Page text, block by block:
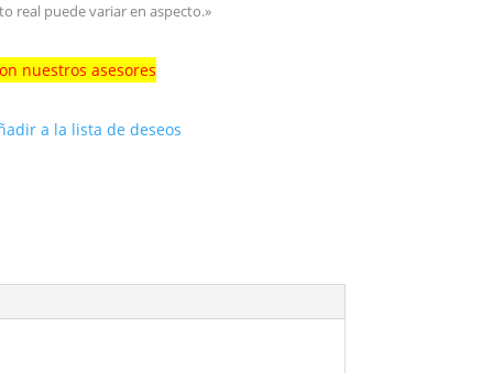
real puede variar en aspecto.»
nuestros asesores
a la lista de deseos